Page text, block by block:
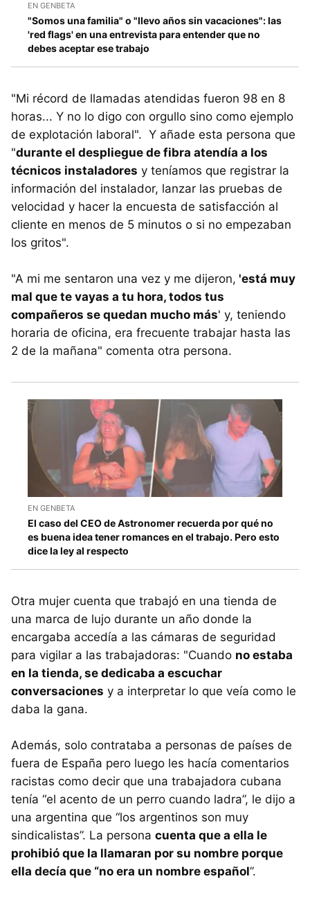
EN GENBETA
"Somos una familia" o "llevo años sin vacaciones": las
'red flags' en una entrevista para entender que no
debes aceptar ese trabajo
"Mi récord de llamadas atendidas fueron 98 en 8
horas... Y no lo digo con orgullo sino como ejemplo
de explotación laboral". Y añade esta persona que
"durante el despliegue de fibra atendía a los
técnicos instaladores y teníamos que registrar la
información del instalador, lanzar las pruebas de
velocidad y hacer la encuesta de satisfacción al
cliente en menos de 5 minutos o si no empezaban
los gritos".
"A mi me sentaron una vez y me dijeron, 'está muy
mal que te vayas a tu hora, todos tus
compañeros se quedan mucho más' y, teniendo
horaria de oficina, era frecuente trabajar hasta las
2 de la mañana" comenta otra persona.
EN GENBETA
El caso del CEO de Astronomer recuerda por qué no
es buena idea tener romances en el trabajo. Pero esto
dice la ley al respecto
Otra mujer cuenta que trabajó en una tienda de
una marca de lujo durante un año donde la
encargaba accedía a las cámaras de seguridad
para vigilar a las trabajadoras: "Cuando no estaba
en la tienda, se dedicaba a escuchar
conversaciones y a interpretar lo que veía como le
daba la gana.
Además, solo contrataba a personas de países de
fuera de España pero luego les hacía comentarios
racistas como decir que una trabajadora cubana
tenía “el acento de un perro cuando ladra”, le dijo a
una argentina que “los argentinos son muy
sindicalistas”. La persona cuenta que a ella le
prohibió que la llamaran por su nombre porque
ella decía que “no era un nombre español”.